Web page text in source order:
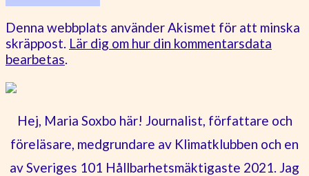
Denna webbplats använder Akismet för att minska
skräppost. Lär dig om hur din kommentarsdata
bearbetas.
Hej, Maria Soxbo här! Journalist, författare och
föreläsare, medgrundare av Klimatklubben och en
av Sveriges 101 Hållbarhetsmäktigaste 2021. Jag